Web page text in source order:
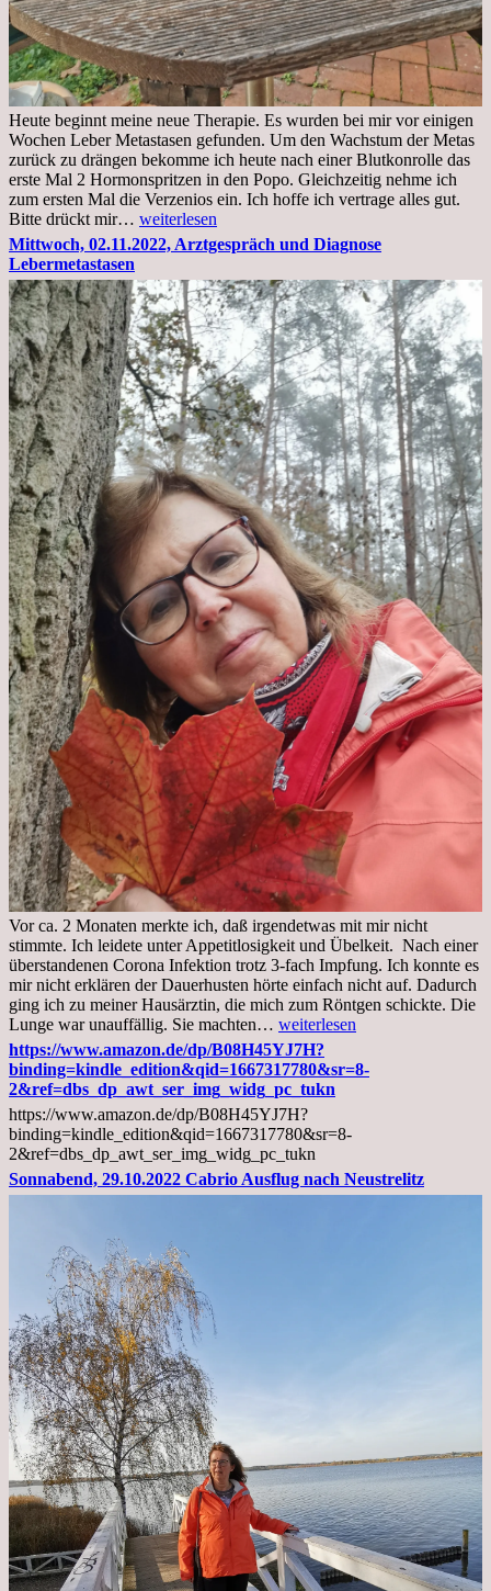
Heute beginnt meine neue Therapie. Es wurden bei mir vor einigen
Wochen Leber Metastasen gefunden. Um den Wachstum der Metas
zurück zu drängen bekomme ich heute nach einer Blutkonrolle das
erste Mal 2 Hormonspritzen in den Popo. Gleichzeitig nehme ich
zum ersten Mal die Verzenios ein. Ich hoffe ich vertrage alles gut.
Bitte drückt mir… Mittwoch,
09.11.2022
weiterlesen
Mittwoch, 02.11.2022, Arztgespräch und Diagnose
Lebermetastasen
Vor ca. 2 Monaten merkte ich, daß irgendetwas mit mir nicht
stimmte. Ich leidete unter Appetitlosigkeit und Übelkeit. Nach einer
überstandenen Corona Infektion trotz 3-fach Impfung. Ich konnte es
mir nicht erklären der Dauerhusten hörte einfach nicht auf. Dadurch
ging ich zu meiner Hausärztin, die mich zum Röntgen schickte. Die
Lunge war unauffällig. Sie machten… Mittwoch,
02.11.2022,
Arztgespräch
und
Diagnose
Lebermetastasen
weiterlesen
https://www.amazon.de/dp/B08H45YJ7H?
binding=kindle_edition&qid=1667317780&sr=8-
2&ref=dbs_dp_awt_ser_img_widg_pc_tukn
https://www.amazon.de/dp/B08H45YJ7H?
binding=kindle_edition&qid=1667317780&sr=8-
2&ref=dbs_dp_awt_ser_img_widg_pc_tukn
Sonnabend, 29.10.2022 Cabrio Ausflug nach Neustrelitz